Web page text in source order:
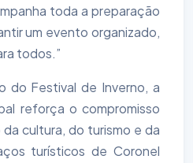
toda a preparação
um evento organizado,
todos.”
do Festival de Inverno, a
reforça o compromisso
cultura, do turismo e da
turísticos de Coronel